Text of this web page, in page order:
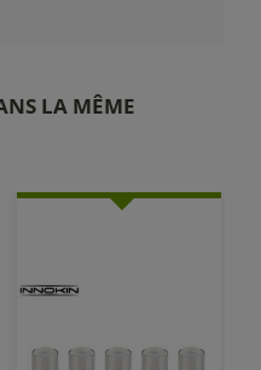
LA MÊME